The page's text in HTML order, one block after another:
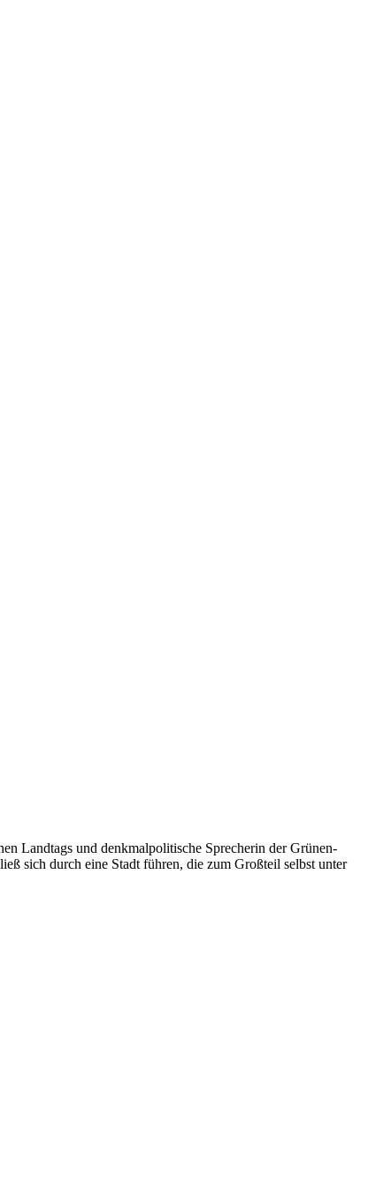
Landtags und denkmalpolitische Sprecherin der Grünen-
sich durch eine Stadt führen, die zum Großteil selbst unter